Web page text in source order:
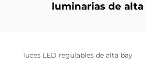
luminarias de
luces LED regulables de alta bay